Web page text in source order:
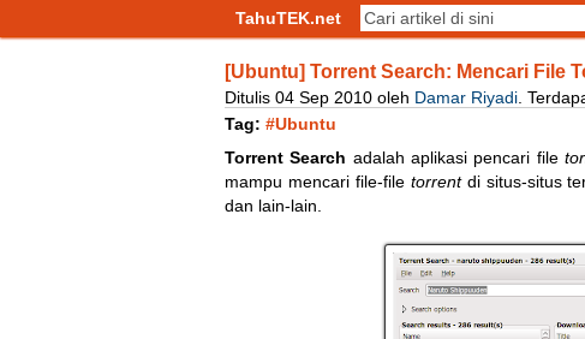
TahuTEK.net
[Ubuntu] Torrent Search: Mencari File
Ditulis 04 Sep 2010 oleh Damar Riyadi
Tag: #Ubuntu
Torrent Search adalah aplikasi pencari file
mampu mencari file-file torrentdi situs-situs
dan lain-lain.